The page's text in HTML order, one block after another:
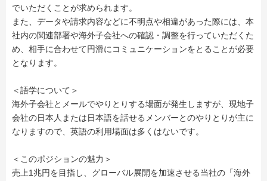
でいただくことが求められます。
また、データや請求内容などに不明点や相違があった際には、本
社内の関連部署や海外子会社への確認・調整を行っていただくた
め、相手に合わせて円滑にコミュニケーションをとることが必要
となります。
＜語学について＞
海外子会社とメールでやりとりする場面が発生しますが、現地子
会社の日本人または日本語を話せるメンバーとのやりとりが主に
なりますので、英語の利用場面は多くはないです。
＜このポジションの魅力＞
売上1兆円を目指し、グローバル展開を加速させる当社の「海外